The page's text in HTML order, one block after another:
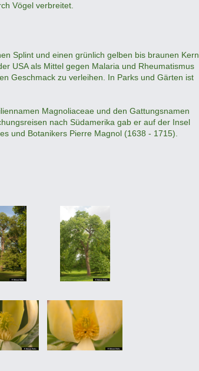
Vögel verbreitet.
Splint und einen grünlich gelben bis braunen Kern.
USA als Mittel gegen Malaria und Rheumatismus
Geschmack zu verleihen. In Parks und Gärten ist
Magnoliaceae und den Gattungsnamen
nach Südamerika gab er auf der Insel
und Botanikers Pierre Magnol (1638 - 1715).